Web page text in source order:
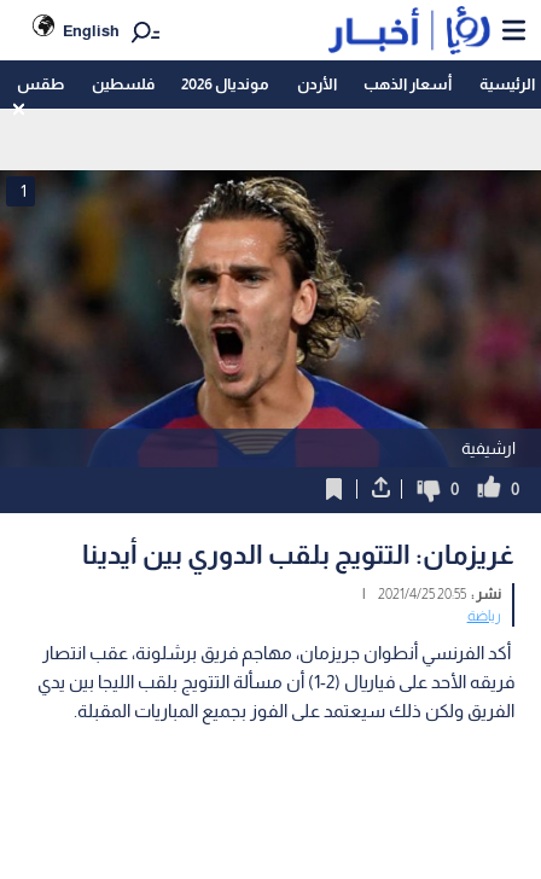
English
الرئيسية أسعار الذهب الأردن مونديال 2026 فلسطين طقس
ارشيفية
1
0
0
غريزمان: التتويج بلقب الدوري بين أيدينا
نشر :20:55 2021/4/25
|
رياضة
أكد الفرنسي أنطوان جريزمان، مهاجم فريق برشلونة، عقب انتصار
فريقه الأحد على فياريال (2-1) أن مسألة التتويج بلقب الليجا بين يدي
الفريق ولكن ذلك سيعتمد على الفوز بجميع المباريات المقبلة.